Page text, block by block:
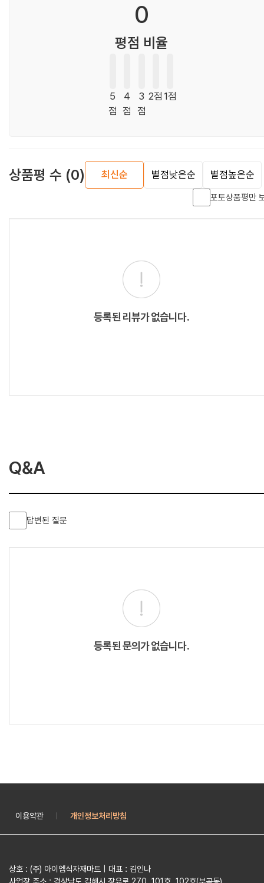
0
평점 비율
5
점
4
점
3
점
2점 1점
상품평 수 (0) 최신순 별점낮은순 별점높은순
포토상품평만
등록된 리뷰가 없습니다.
Q&A
답변된 질문
등록된 문의가 없습니다.
이용약관 개인정보처리방침
상호 : (주) 아이엠식자재마트 | 대표 : 김인나